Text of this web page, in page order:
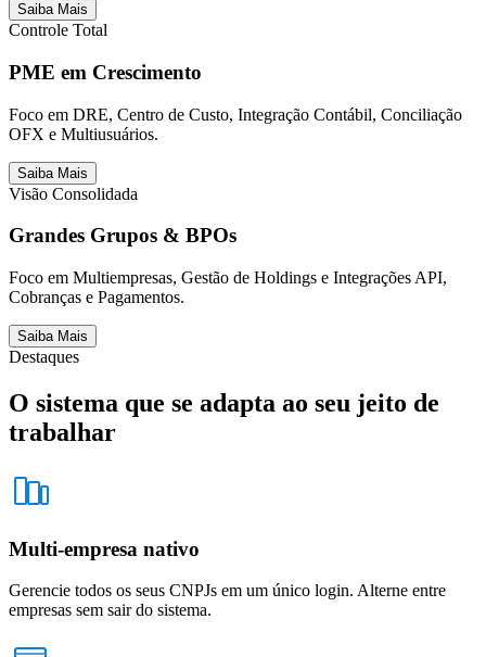
Saiba Mais
Controle Total
PME em Crescimento
Foco em DRE, Centro de Custo, Integração Contábil, Conciliação
OFX e Multiusuários.
Saiba Mais
Visão Consolidada
Grandes Grupos & BPOs
Foco em Multiempresas, Gestão de Holdings e Integrações API,
Cobranças e Pagamentos.
Saiba Mais
Destaques
O sistema que se adapta ao seu jeito de
trabalhar
Multi-empresa nativo
Gerencie todos os seus CNPJs em um único login. Alterne entre
empresas sem sair do sistema.